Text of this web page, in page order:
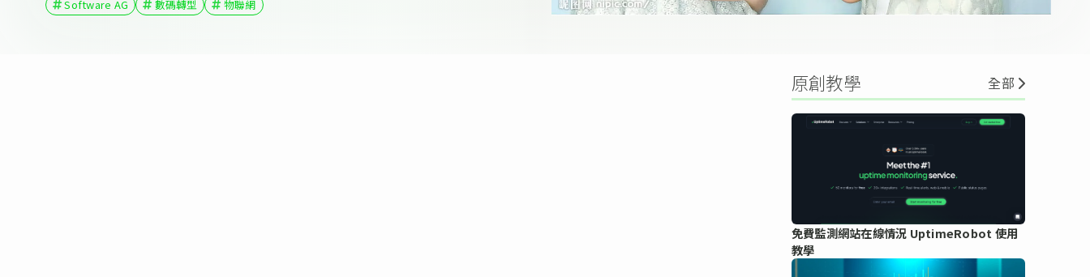
Software AG 數碼轉型 物聯網
原創教學 全部
免費監測網站在線情況 UptimeRobot 使用
教學